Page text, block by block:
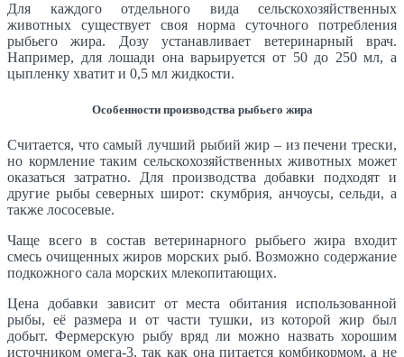
Для каждого отдельного вида сельскохозяйственных
животных существует своя норма суточного потребления
рыбьего жира. Дозу устанавливает ветеринарный врач.
Например, для лошади она варьируется от 50 до 250 мл, а
цыпленку хватит и 0,5 мл жидкости.
Особенности производства рыбьего жира
Считается, что самый лучший рыбий жир – из печени трески,
но кормление таким сельскохозяйственных животных может
оказаться затратно. Для производства добавки подходят и
другие рыбы северных широт: скумбрия, анчоусы, сельди, а
также лососевые.
Чаще всего в состав ветеринарного рыбьего жира входит
смесь очищенных жиров морских рыб. Возможно содержание
подкожного сала морских млекопитающих.
Цена добавки зависит от места обитания использованной
рыбы, её размера и от части тушки, из которой жир был
добыт. Фермерскую рыбу вряд ли можно назвать хорошим
источником омега-3, так как она питается комбикормом, а не